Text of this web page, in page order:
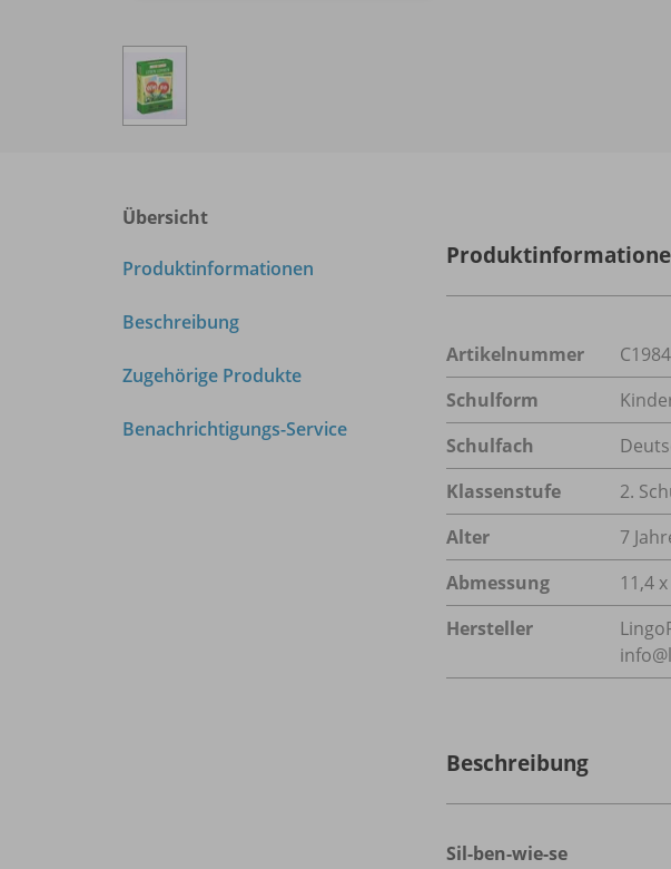
Übersicht
Produktinformationen
Beschreibung
Zugehörige Produkte
Benachrichtigungs-Service
Artikelnummer
Schulform
Schulfach
Klassenstufe
2.
Alter
7
Abmessung
11,4
Hersteller
Beschreibung
Sil-ben-wie-se